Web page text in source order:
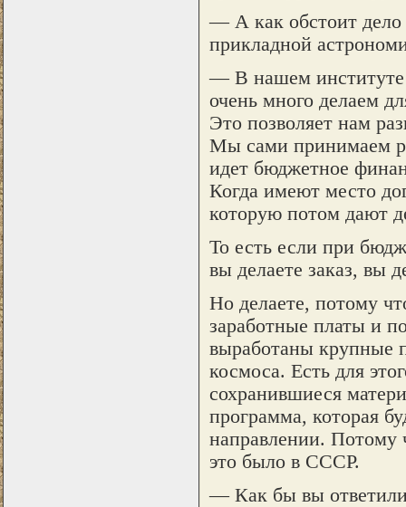
— А как обстоит дело
прикладной
— В нашем институте
очень много делаем
Это позволяет нам
Мы сами принимаем
идет бюджетное
Когда имеют место
которую потом дают
То есть если при
вы делаете заказ, вы
Но делаете, потому
заработные платы и
выработаны крупные
космоса. Есть для
сохранившиеся
программа, которая
направлении. Потому
это было в СССР.
— Как бы вы ответили